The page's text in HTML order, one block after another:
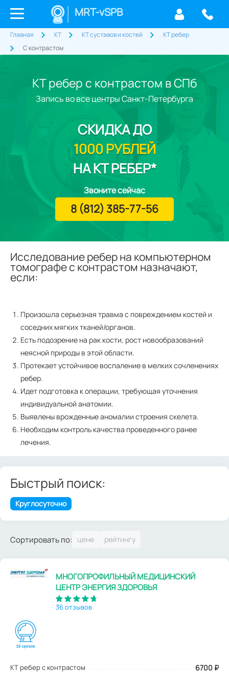
MRT-vSPB
Главная КТ КТ суставов и костей
КТ ребер
С контрастом
КТ ребер с контрастом в СПб
Исследование ребер на компьютерном
томографе с контрастом назначают,
если:
Произошла серьезная травма с повреждением костей и
соседних мягких тканей/органов.
Есть подозрение на рак кости, рост новообразований
неясной природы в этой области.
Протекает устойчивое воспаление в мелких сочленениях
ребер.
Идет подготовка к операции, требующая уточнения
индивидуальной анатомии.
Выявлены врожденные аномалии строения скелета.
Необходим контроль качества проведенного ранее
лечения.
Запись во все центры Санкт-Петербурга
СКИДКАДО
1000 РУБЛЕЙ
НА КТ РЕБЕР*
Звоните сейчас
8 (812) 385-77-56
Быстрый поиск:
Круглосуточно
Сортировать по:
МНОГОПРОФИЛЬНЫЙ МЕДИЦИНСКИЙ
ЦЕНТР ЭНЕРГИЯ ЗДОРОВЬЯ
36 отзывов
КТ ребер с контрастом 6700 ₽